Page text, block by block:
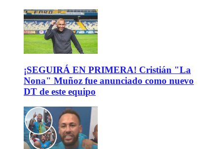
¡SEGUIRÁ EN PRIMERA! Cristián "La
Nona" Muñoz fue anunciado como nuevo
DT de este equipo